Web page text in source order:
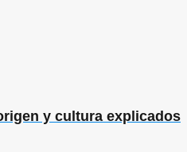
y cultura explicados